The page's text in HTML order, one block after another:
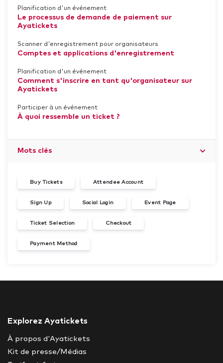
Planification d'un événement
Le processus de demande de paiement sur
Ayatickets
Scanner d'enregistrement pour organisateurs
Comptes et applications d'enregistrement
Planification d'un événement
Comment s'inscrire en tant qu'organisateur sur
Ayatickets
Participer à un événement
À quoi ressemble un ticket ?
Mots clés
Buy Tickets Attendee Account
Sign Up Social Login Event Page
Ticket Selection Checkout
Payment Method
Explorez Ayatickets
À propos d'Ayatickets
Kit de presse/Médias